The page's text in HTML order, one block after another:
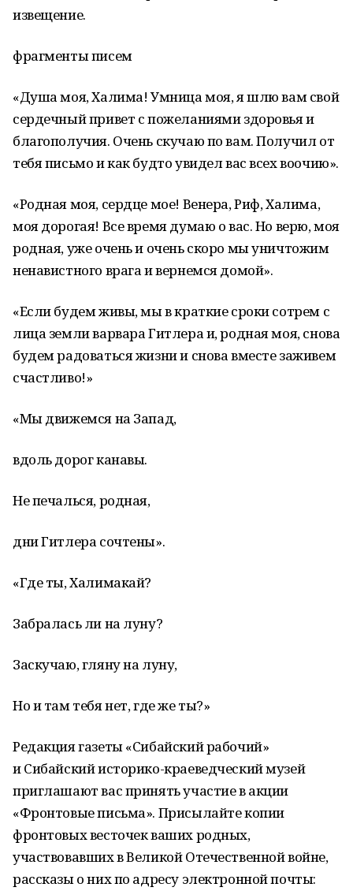
извещение.
фрагменты писем
«Душа моя, Халима! Умница моя, я шлю вам свой
сердечный привет с пожеланиями здоровья и
благополучия. Очень скучаю по вам. Получил от
тебя письмо и как будто увидел вас всех воочию».
«Родная моя, сердце мое! Венера, Риф, Халима,
моя дорогая! Все время думаю о вас. Но верю, моя
родная, уже очень и очень скоро мы уничтожим
ненавистного врага и вернемся домой».
«Если будем живы, мы в краткие сроки сотрем с
лица земли варвара Гитлера и, родная моя, снова
будем радоваться жизни и снова вместе заживем
счастливо!»
«Мы движемся на Запад,
вдоль дорог канавы.
Не печалься, родная,
дни Гитлера сочтены».
«Где ты, Халимакай?
Забралась ли на луну?
Заскучаю, гляну на луну,
Но и там тебя нет, где же ты?»
Редакция газеты «Сибайский рабочий»
и Сибайский историко-краеведческий музей
приглашают вас принять участие в акции
«Фронтовые письма». Присылайте копии
фронтовых весточек ваших родных,
участвовавших в Великой Отечественной войне,
рассказы о них по адресу электронной почты: